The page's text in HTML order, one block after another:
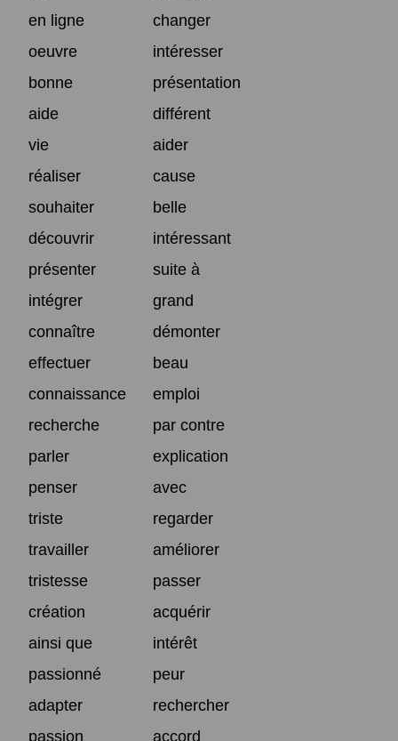
en ligne
changer
oeuvre
intéresser
bonne
présentation
aide
différent
vie
aider
réaliser
cause
souhaiter
belle
découvrir
intéressant
présenter
suite à
intégrer
grand
connaître
démonter
effectuer
beau
connaissance
emploi
recherche
par contre
parler
explication
penser
avec
triste
regarder
travailler
améliorer
tristesse
passer
création
acquérir
ainsi que
intérêt
passionné
peur
adapter
rechercher
passion
accord